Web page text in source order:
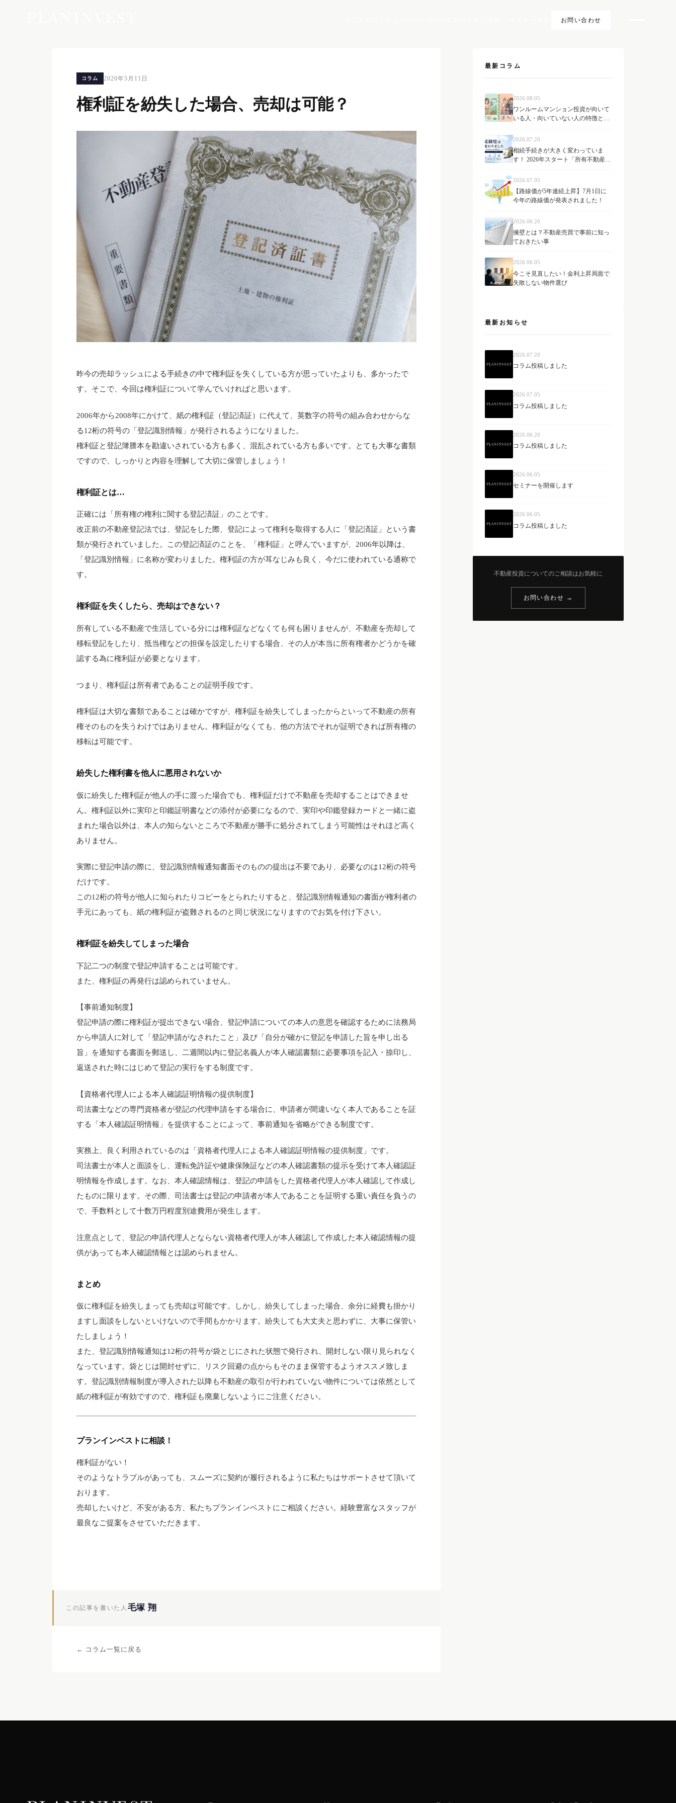
お問い合わせ
コラム 2020年5月11日
権利証を紛失した場合、売却は可能？
昨今の売却ラッシュによる手続きの中で権利証を失くしている方が思っていたよりも、多かったで
す。そこで、今回は権利証について学んでいければと思います。
2006年から2008年にかけて、紙の権利証（登記済証）に代えて、英数字の符号の組み合わせからな
る12桁の符号の「登記識別情報」が発行されるようになりました。
権利証と登記簿謄本を勘違いされている方も多く、混乱されている方も多いです。とても大事な書類
ですので、しっかりと内容を理解して大切に保管しましょう！
権利証とは…
正確には「所有権の権利に関する登記済証」のことです。
改正前の不動産登記法では、登記をした際、登記によって権利を取得する人に「登記済証」という書
類が発行されていました。この登記済証のことを、「権利証」と呼んでいますが、2006年以降は、
「登記識別情報」に名称が変わりました。権利証の方が耳なじみも良く、今だに使われている通称で
す。
権利証を失くしたら、売却はできない？
所有している不動産で生活している分には権利証などなくても何も困りませんが、不動産を売却して
移転登記をしたり、抵当権などの担保を設定したりする場合、その人が本当に所有権者かどうかを確
認する為に権利証が必要となります。
つまり、権利証は所有者であることの証明手段です。
権利証は大切な書類であることは確かですが、権利証を紛失してしまったからといって不動産の所有
権そのものを失うわけではありません。権利証がなくても、他の方法でそれが証明できれば所有権の
移転は可能です。
紛失した権利書を他人に悪用されないか
仮に紛失した権利証が他人の手に渡った場合でも、権利証だけで不動産を売却することはできませ
ん。権利証以外に実印と印鑑証明書などの添付が必要になるので、実印や印鑑登録カードと一緒に盗
まれた場合以外は、本人の知らないところで不動産が勝手に処分されてしまう可能性はそれほど高く
ありません。
実際に登記申請の際に、登記識別情報通知書面そのものの提出は不要であり、必要なのは12桁の符号
だけです。
この12桁の符号が他人に知られたりコピーをとられたりすると、登記識別情報通知の書面が権利者の
手元にあっても、紙の権利証が盗難されるのと同じ状況になりますのでお気を付け下さい。
権利証を紛失してしまった場合
下記二つの制度で登記申請することは可能です。
また、権利証の再発行は認められていません。
【事前通知制度】
登記申請の際に権利証が提出できない場合、登記申請についての本人の意思を確認するために法務局
から申請人に対して「登記申請がなされたこと」及び「自分が確かに登記を申請した旨を申し出る
旨」を通知する書面を郵送し、二週間以内に登記名義人が本人確認書類に必要事項を記入・捺印し、
返送された時にはじめて登記の実行をする制度です。
【資格者代理人による本人確認証明情報の提供制度】
司法書士などの専門資格者が登記の代理申請をする場合に、申請者が間違いなく本人であることを証
する「本人確認証明情報」を提供することによって、事前通知を省略ができる制度です。
実務上、良く利用されているのは「資格者代理人による本人確認証明情報の提供制度」です。
司法書士が本人と面談をし、運転免許証や健康保険証などの本人確認書類の提示を受けて本人確認証
明情報を作成します。なお、本人確認情報は、登記の申請をした資格者代理人が本人確認して作成し
たものに限ります。その際、司法書士は登記の申請者が本人であることを証明する重い責任を負うの
で、手数料として十数万円程度別途費用が発生します。
注意点として、登記の申請代理人とならない資格者代理人が本人確認して作成した本人確認情報の提
供があっても本人確認情報とは認められません。
まとめ
仮に権利証を紛失しまっても売却は可能です。しかし、紛失してしまった場合、余分に経費も掛かり
ますし面談をしないといけないので手間もかかります。紛失しても大丈夫と思わずに、大事に保管い
たしましょう！
また、登記識別情報通知は12桁の符号が袋とじにされた状態で発行され、開封しない限り見られなく
なっています。袋とじは開封せずに、リスク回避の点からもそのまま保管するようオススメ致しま
す。登記識別情報制度が導入された以降も不動産の取引が行われていない物件については依然として
紙の権利証が有効ですので、権利証も廃棄しないようにご注意ください。
プランインベストに相談！
権利証がない！
そのようなトラブルがあっても、スムーズに契約が履行されるように私たちはサポートさせて頂いて
おります。
売却したいけど、不安がある方、私たちプランインベストにご相談ください。経験豊富なスタッフが
最良なご提案をさせていただきます。
この記事を書いた人 毛塚 翔
← コラム一覧に戻る
最新コラム
2026.08.05
ワンルームマンション投資が向いて
いる人・向いていない人の特徴と
2026.07.20
相続手続きが大きく変わっていま
す！ 2026年スタート「所有不動産記
が知っておきたい最新制度を解説
2026.07.05
【路線価が5年連続上昇】7月1日に
今年の路線価が発表されました！
2026.06.20
擁壁とは？不動産売買で事前に知っ
ておきたい事
2026.06.05
今こそ見直したい！金利上昇局面で
失敗しない物件選び
最新お知らせ
2026.07.20
コラム投稿しました
2026.07.05
コラム投稿しました
2026.06.20
コラム投稿しました
2026.06.05
セミナーを開催します
2026.06.05
コラム投稿しました
不動産投資についてのご相談はお気軽に
お問い合わせ →